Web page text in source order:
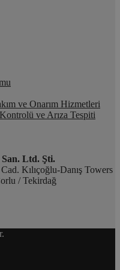
ve Onarım Hizmetleri
ve Arıza Tespiti
Ltd. Şti.
Kılıçoğlu-Danış Towers
/ Tekirdağ